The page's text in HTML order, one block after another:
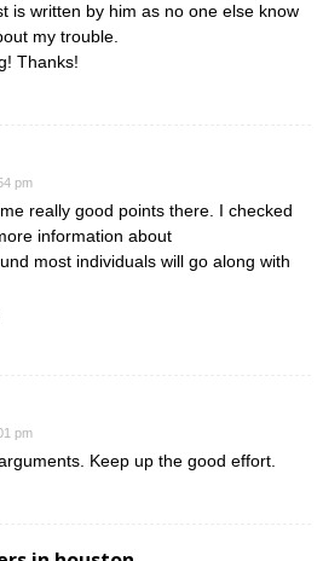
is written by him as no one else know
my trouble.
Thanks!
pm
really good points there. I checked
information about
most individuals will go along with
pm
Keep up the good effort.